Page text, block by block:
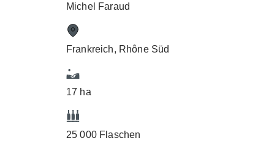
Michel Faraud
Frankreich, Rhône Süd
17 ha
25 000 Flaschen